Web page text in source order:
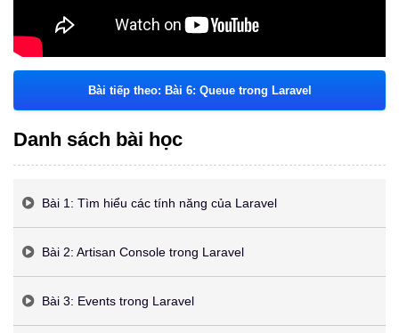
Bài tiếp theo: Bài 6: Queue trong Laravel
Danh sách bài học
Bài 1: Tìm hiểu các tính năng của Laravel
Bài 2: Artisan Console trong Laravel
Bài 3: Events trong Laravel